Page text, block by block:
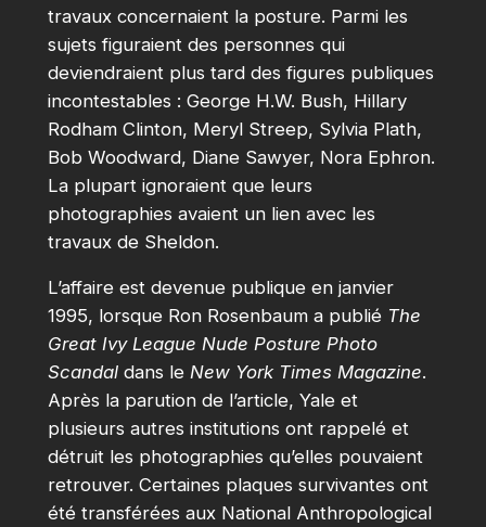
travaux concernaient la posture. Parmi les
sujets figuraient des personnes qui
deviendraient plus tard des figures publiques
incontestables : George H.W. Bush, Hillary
Rodham Clinton, Meryl Streep, Sylvia Plath,
Bob Woodward, Diane Sawyer, Nora Ephron.
La plupart ignoraient que leurs
photographies avaient un lien avec les
travaux de Sheldon.
L’affaire est devenue publique en janvier
1995, lorsque Ron Rosenbaum a publié The
Great Ivy League Nude Posture Photo
Scandaldans le New York Times Magazine.
Après la parution de l’article, Yale et
plusieurs autres institutions ont rappelé et
détruit les photographies qu’elles pouvaient
retrouver. Certaines plaques survivantes ont
été transférées aux National Anthropological